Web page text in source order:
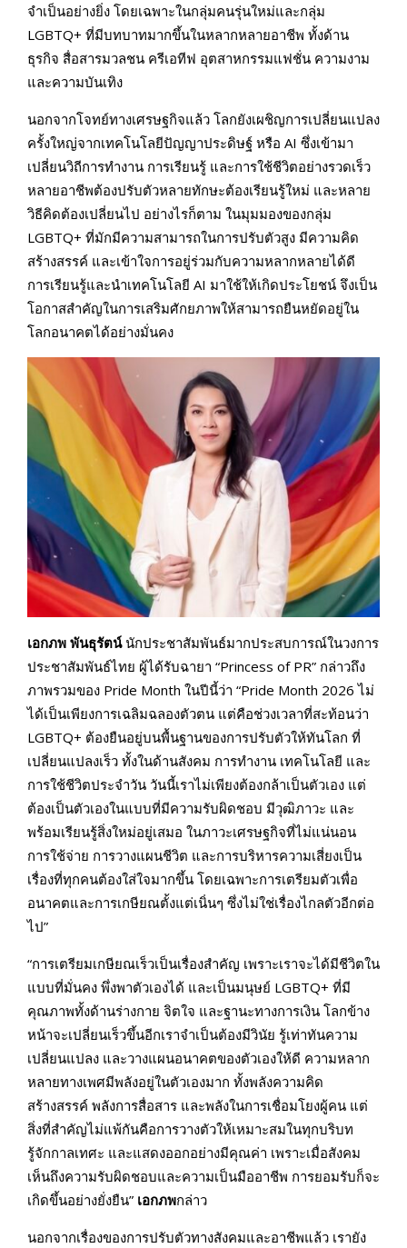
จำเป็นอย่างยิ่ง โดยเฉพาะในกลุ่มคนรุ่นใหม่และกลุ่ม
LGBTQ+ ที่มีบทบาทมากขึ้นในหลากหลายอาชีพ ทั้งด้าน
ธุรกิจ สื่อสารมวลชน ครีเอทีฟ อุตสาหกรรมแฟชั่น ความงาม
และความบันเทิง
นอกจากโจทย์ทางเศรษฐกิจแล้ว โลกยังเผชิญการเปลี่ยนแปลง
ครั้งใหญ่จากเทคโนโลยีปัญญาประดิษฐ์ หรือ AI ซึ่งเข้ามา
เปลี่ยนวิถีการทำงาน การเรียนรู้ และการใช้ชีวิตอย่างรวดเร็ว
หลายอาชีพต้องปรับตัวหลายทักษะต้องเรียนรู้ใหม่ และหลาย
วิธีคิดต้องเปลี่ยนไป อย่างไรก็ตาม ในมุมมองของกลุ่ม
LGBTQ+ ที่มักมีความสามารถในการปรับตัวสูง มีความคิด
สร้างสรรค์ และเข้าใจการอยู่ร่วมกับความหลากหลายได้ดี
การเรียนรู้และนำเทคโนโลยี AI มาใช้ให้เกิดประโยชน์ จึงเป็น
โอกาสสำคัญในการเสริมศักยภาพให้สามารถยืนหยัดอยู่ใน
โลกอนาคตได้อย่างมั่นคง
เอกภพ พันธุรัตน์นักประชาสัมพันธ์มากประสบการณ์ในวงการ
ประชาสัมพันธ์ไทย ผู้ได้รับฉายา “Princess of PR” กล่าวถึง
ภาพรวมของ Pride Month ในปีนี้ว่า “Pride Month 2026 ไม่
ได้เป็นเพียงการเฉลิมฉลองตัวตน แต่คือช่วงเวลาที่สะท้อนว่า
LGBTQ+ ต้องยืนอยู่บนพื้นฐานของการปรับตัวให้ทันโลก ที่
เปลี่ยนแปลงเร็ว ทั้งในด้านสังคม การทำงาน เทคโนโลยี และ
การใช้ชีวิตประจำวัน วันนี้เราไม่เพียงต้องกล้าเป็นตัวเอง แต่
ต้องเป็นตัวเองในแบบที่มีความรับผิดชอบ มีวุฒิภาวะ และ
พร้อมเรียนรู้สิ่งใหม่อยู่เสมอ ในภาวะเศรษฐกิจที่ไม่แน่นอน
การใช้จ่าย การวางแผนชีวิต และการบริหารความเสี่ยงเป็น
เรื่องที่ทุกคนต้องใส่ใจมากขึ้น โดยเฉพาะการเตรียมตัวเพื่อ
อนาคตและการเกษียณตั้งแต่เนิ่นๆ ซึ่งไม่ใช่เรื่องไกลตัวอีกต่อ
ไป”
“การเตรียมเกษียณเร็วเป็นเรื่องสำคัญ เพราะเราจะได้มีชีวิตใน
แบบที่มั่นคง พึ่งพาตัวเองได้ และเป็นมนุษย์ LGBTQ+ ที่มี
คุณภาพทั้งด้านร่างกาย จิตใจ และฐานะทางการเงิน โลกข้าง
หน้าจะเปลี่ยนเร็วขึ้นอีกเราจำเป็นต้องมีวินัย รู้เท่าทันความ
เปลี่ยนแปลง และวางแผนอนาคตของตัวเองให้ดี ความหลาก
หลายทางเพศมีพลังอยู่ในตัวเองมาก ทั้งพลังความคิด
สร้างสรรค์ พลังการสื่อสาร และพลังในการเชื่อมโยงผู้คน แต่
สิ่งที่สำคัญไม่แพ้กันคือการวางตัวให้เหมาะสมในทุกบริบท
รู้จักกาลเทศะ และแสดงออกอย่างมีคุณค่า เพราะเมื่อสังคม
เห็นถึงความรับผิดชอบและความเป็นมืออาชีพ การยอมรับก็จะ
เกิดขึ้นอย่างยั่งยืน” เอกภพกล่าว
นอกจากเรื่องของการปรับตัวทางสังคมและอาชีพแล้ว เรายัง